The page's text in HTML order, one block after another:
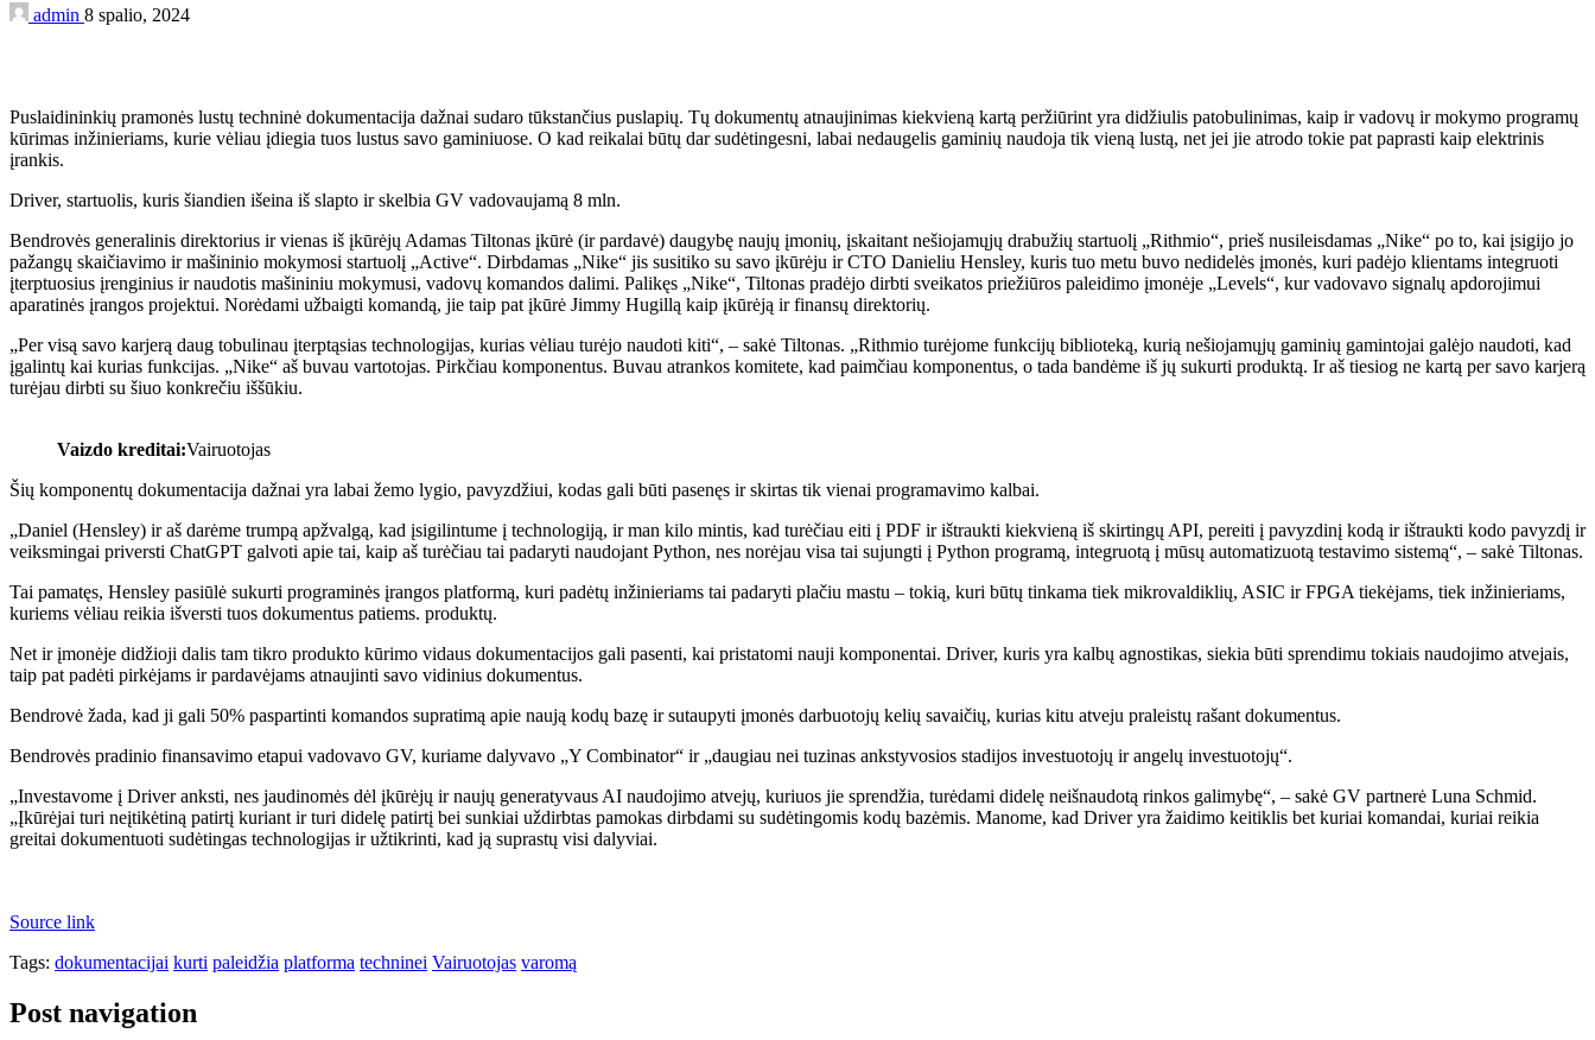
admin 8 spalio, 2024
Puslaidininkių pramonės lustų techninė dokumentacija dažnai sudaro tūkstančius puslapių. Tų dokumentų atnaujinimas kiekvieną kartą peržiūrint yra didžiulis patobulinimas, kaip ir vadovų ir mokymo programų
kūrimas inžinieriams, kurie vėliau įdiegia tuos lustus savo gaminiuose. O kad reikalai būtų dar sudėtingesni, labai nedaugelis gaminių naudoja tik vieną lustą, net jei jie atrodo tokie pat paprasti kaip elektrinis
įrankis.
Driver, startuolis, kuris šiandien išeina iš slapto ir skelbia GV vadovaujamą 8 mln.
Bendrovės generalinis direktorius ir vienas iš įkūrėjų Adamas Tiltonas įkūrė (ir pardavė) daugybę naujų įmonių, įskaitant nešiojamųjų drabužių startuolį „Rithmio“, prieš nusileisdamas „Nike“ po to, kai įsigijo jo
pažangų skaičiavimo ir mašininio mokymosi startuolį „Active“. Dirbdamas „Nike“ jis susitiko su savo įkūrėju ir CTO Danieliu Hensley, kuris tuo metu buvo nedidelės įmonės, kuri padėjo klientams integruoti
įterptuosius įrenginius ir naudotis mašininiu mokymusi, vadovų komandos dalimi. Palikęs „Nike“, Tiltonas pradėjo dirbti sveikatos priežiūros paleidimo įmonėje „Levels“, kur vadovavo signalų apdorojimui
aparatinės įrangos projektui. Norėdami užbaigti komandą, jie taip pat įkūrė Jimmy Hugillą kaip įkūrėją ir finansų direktorių.
„Per visą savo karjerą daug tobulinau įterptąsias technologijas, kurias vėliau turėjo naudoti kiti“, – sakė Tiltonas. „Rithmio turėjome funkcijų biblioteką, kurią nešiojamųjų gaminių gamintojai galėjo naudoti, kad
įgalintų kai kurias funkcijas. „Nike“ aš buvau vartotojas. Pirkčiau komponentus. Buvau atrankos komitete, kad paimčiau komponentus, o tada bandėme iš jų sukurti produktą. Ir aš tiesiog ne kartą per savo karjerą
turėjau dirbti su šiuo konkrečiu iššūkiu.
Vaizdo kreditai:Vairuotojas
Šių komponentų dokumentacija dažnai yra labai žemo lygio, pavyzdžiui, kodas gali būti pasenęs ir skirtas tik vienai programavimo kalbai.
„Daniel (Hensley) ir aš darėme trumpą apžvalgą, kad įsigilintume į technologiją, ir man kilo mintis, kad turėčiau eiti į PDF ir ištraukti kiekvieną iš skirtingų API, pereiti į pavyzdinį kodą ir ištraukti kodo pavyzdį ir
veiksmingai priversti ChatGPT galvoti apie tai, kaip aš turėčiau tai padaryti naudojant Python, nes norėjau visa tai sujungti į Python programą, integruotą į mūsų automatizuotą testavimo sistemą“, – sakė Tiltonas.
Tai pamatęs, Hensley pasiūlė sukurti programinės įrangos platformą, kuri padėtų inžinieriams tai padaryti plačiu mastu – tokią, kuri būtų tinkama tiek mikrovaldiklių, ASIC ir FPGA tiekėjams, tiek inžinieriams,
kuriems vėliau reikia išversti tuos dokumentus patiems. produktų.
Net ir įmonėje didžioji dalis tam tikro produkto kūrimo vidaus dokumentacijos gali pasenti, kai pristatomi nauji komponentai. Driver, kuris yra kalbų agnostikas, siekia būti sprendimu tokiais naudojimo atvejais,
taip pat padėti pirkėjams ir pardavėjams atnaujinti savo vidinius dokumentus.
Bendrovė žada, kad ji gali 50% paspartinti komandos supratimą apie naują kodų bazę ir sutaupyti įmonės darbuotojų kelių savaičių, kurias kitu atveju praleistų rašant dokumentus.
Bendrovės pradinio finansavimo etapui vadovavo GV, kuriame dalyvavo „Y Combinator“ ir „daugiau nei tuzinas ankstyvosios stadijos investuotojų ir angelų investuotojų“.
„Investavome į Driver anksti, nes jaudinomės dėl įkūrėjų ir naujų generatyvaus AI naudojimo atvejų, kuriuos jie sprendžia, turėdami didelę neišnaudotą rinkos galimybę“, – sakė GV partnerė Luna Schmid.
„Įkūrėjai turi neįtikėtiną patirtį kuriant ir turi didelę patirtį bei sunkiai uždirbtas pamokas dirbdami su sudėtingomis kodų bazėmis. Manome, kad Driver yra žaidimo keitiklis bet kuriai komandai, kuriai reikia
greitai dokumentuoti sudėtingas technologijas ir užtikrinti, kad ją suprastų visi dalyviai.
Source link
Tags: dokumentacijai kurti paleidžia platforma techninei Vairuotojas varomą
Post navigation